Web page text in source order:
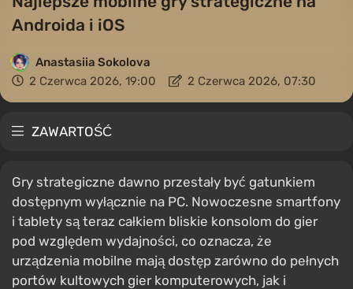
Androida i iOS
Anastasiia Sokolova
2 Czerwca 2026, 19:00
2 Czerwca 2026, 07:30
ZAWARTOŚĆ
Gry strategiczne dawno przestały być gatunkiem
dostępnym wyłącznie na PC. Nowoczesne smartfony
i tablety są teraz całkiem bliskie konsolom do gier
pod względem wydajności, co oznacza, że
urządzenia mobilne mają dostęp zarówno do pełnych
portów kultowych gier komputerowych, jak i